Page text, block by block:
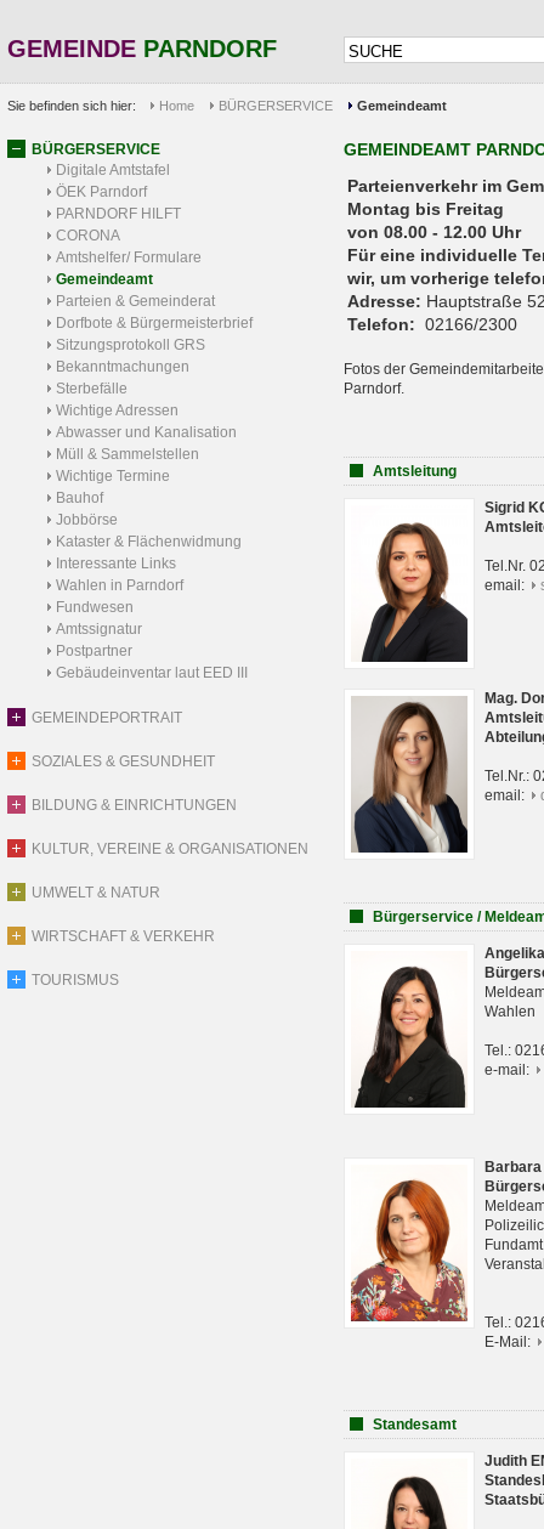
GEMEINDE PARNDORF
Sie befinden sich hier: Home BÜRGERSERVICE Gemeindeamt
BÜRGERSERVICE
Digitale Amtstafel
ÖEK Parndorf
PARNDORF HILFT
CORONA
Amtshelfer/ Formulare
Gemeindeamt
Parteien & Gemeinderat
Dorfbote & Bürgermeisterbrief
Sitzungsprotokoll GRS
Bekanntmachungen
Sterbefälle
Wichtige Adressen
Abwasser und Kanalisation
Müll & Sammelstellen
Wichtige Termine
Bauhof
Jobbörse
Kataster & Flächenwidmung
Interessante Links
Wahlen in Parndorf
Fundwesen
Amtssignatur
Postpartner
Gebäudeinventar laut EED III
GEMEINDEPORTRAIT
SOZIALES & GESUNDHEIT
BILDUNG & EINRICHTUNGEN
KULTUR, VEREINE & ORGANISATIONEN
UMWELT & NATUR
WIRTSCHAFT & VERKEHR
TOURISMUS
GEMEINDEAMT
Parteienverkehr
Montag bis Freitag
von 08.00 - 12.00 Uhr
Für eine individuelle
wir, um vorherige
Adresse: Hauptstraße
Telefon: 02166/2300
Fotos der
Parndorf.
Amtsleitung
Sigrid
Tel.Nr.
email:
Mag.
Tel.Nr.:
email:
Bürgerservice /
Wahlen
Tel.:
e-mail:
Tel.:
E-Mail:
Standesamt
Judith